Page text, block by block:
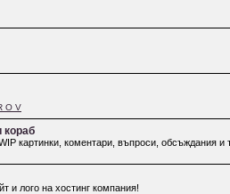
O V
кораб
картинки, коментари, въпроси, обсъждания и
и лого на хостинг компания!